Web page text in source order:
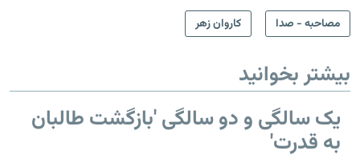
مصاحبه - صدا
کاروان زهر
بیشتر بخوانید
یک سالگی و دو سالگی 'بازگشت طالبان
به قدرت'